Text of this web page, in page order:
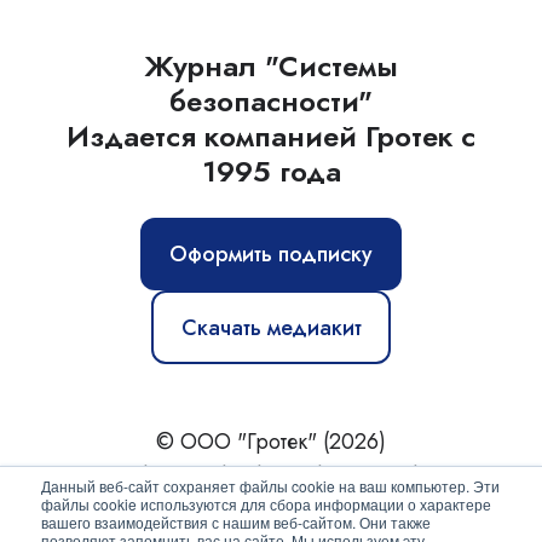
Данный веб-сайт сохраняет файлы cookie на ваш компьютер. Эти
файлы cookie используются для сбора информации о характере
вашего взаимодействия с нашим веб-сайтом. Они также
Журнал "Системы
безопасности"
Издается компанией Гротек с
1995 года
Оформить подписку
Скачать медиакит
© ООО "Гротек" (2026)
Новости|Статьи|Обзоры|Журнал|О нас